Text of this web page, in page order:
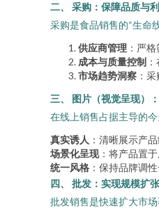
二、 采购：保障品质与
采购是食品销售的“生命
供应商管理 ：严
成本与质量控制
市场趋势洞察 ：
三、 图片（视觉呈现）
在线上销售占据主导的
真实诱人 ：清晰展示产
场景化呈现：将产品置
统一风格 ：保持品牌调
四、 批发：实现规模扩
批发销售是快速扩大市